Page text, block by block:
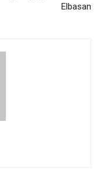
Elbasan